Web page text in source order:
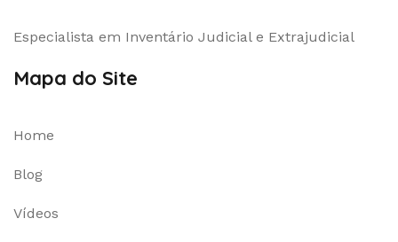
Especialista em Inventário Judicial e Extrajudicial
Mapa do Site
Home
Blog
Vídeos